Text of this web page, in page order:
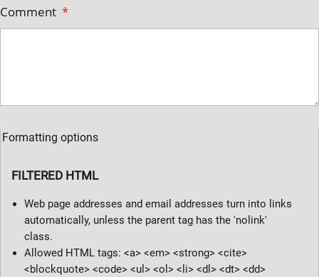
Comment *
Formatting options
FILTERED HTML
Web page addresses and email addresses turn into links
automatically, unless the parent tag has the 'nolink'
class.
Allowed HTML tags: <a> <em> <strong> <cite>
<blockquote> <code> <ul> <ol> <li> <dl> <dt> <dd>